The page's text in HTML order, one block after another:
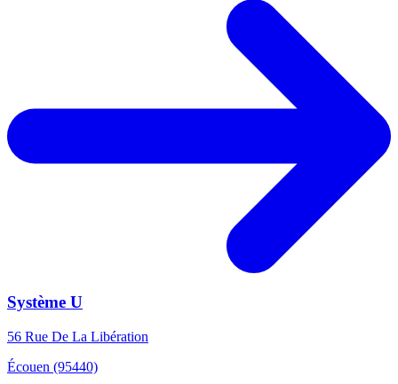
Système U
56 Rue De La Libération
Écouen (95440)